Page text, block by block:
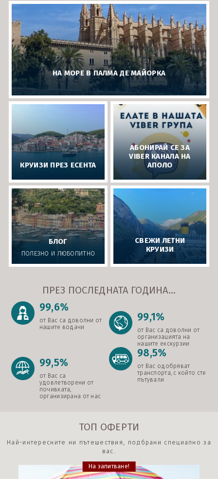
Карибски острови и САЩ
Ла Манш
Норвежки фиорди
Около Европа - позиционни круизи
Северно море и Исландия
Средиземно море
Индивидуални круизи
НА МОРЕ В ПАЛМА ДЕ МАЙОРКА
КРУИЗИ ПРЕЗ ЕСЕНТА
БЛОГ
ПОЛЕЗНО И ЛЮБОПИТНО
АБОНИРАЙ СЕ ЗА
VIBER КАНАЛА НА
АПОЛО
СВЕЖИ ЛЕТНИ
КРУИЗИ
ПРЕЗ ПОСЛЕДНАТА ГОДИНА...
99,6%
от Вас са доволни от
нашите водачи
99,1%
от Вас са доволни от
организацията на
нашите екскурзии
99,5%
от Вас са
удовлетворени от
почивката,
организирана от нас
98,5%
от Вас одобряват
транспорта, с който сте
пътували
ТОП ОФЕРТИ
Най-интересните ни пътешествия, подбрани специално за
вас.
На запитване!